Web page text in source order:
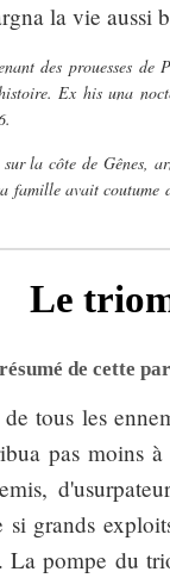
la vie aussi
des prouesses
Ex his una
la côte de Gênes,
famille avait
Le
de cette
tous les
pas moins
si grands
pompe du